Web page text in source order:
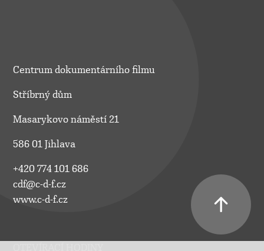
Centrum dokumentárního filmu
Stříbrný dům
Masarykovo náměstí 21
586 01 Jihlava
+420 774 101 686
cdf@c-d-f.cz
www.c-d-f.cz